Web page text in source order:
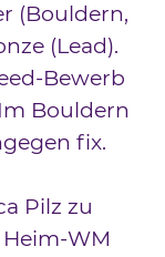
(Bouldern,
(Lead).
Bewerb
Bouldern
fix.
Pilz zu
WM